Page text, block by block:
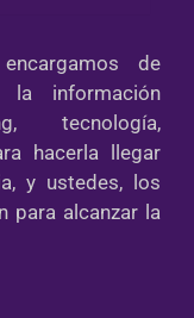
de
información
tecnología,
hacerla llegar
y ustedes, los
para alcanzar la